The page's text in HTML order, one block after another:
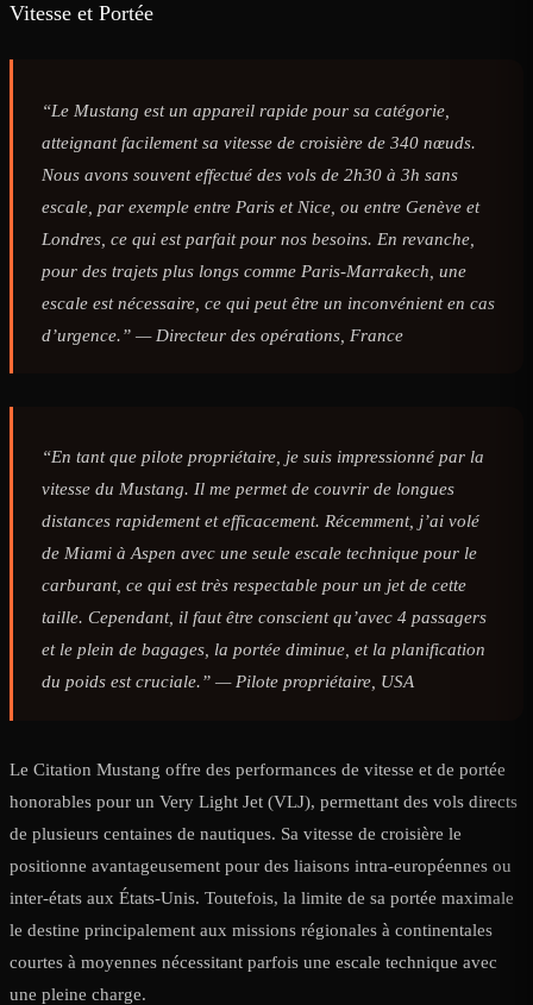
Vitesse et Portée
“Le Mustang est un appareil rapide pour sa catégorie,
atteignant facilement sa vitesse de croisière de 340 nœuds.
Nous avons souvent effectué des vols de 2h30 à 3h sans
escale, par exemple entre Paris et Nice, ou entre Genève et
Londres, ce qui est parfait pour nos besoins. En revanche,
pour des trajets plus longs comme Paris-Marrakech, une
escale est nécessaire, ce qui peut être un inconvénient en cas
d’urgence.” — Directeur des opérations, France
“En tant que pilote propriétaire, je suis impressionné par la
vitesse du Mustang. Il me permet de couvrir de longues
distances rapidement et efficacement. Récemment, j’ai volé
de Miami à Aspen avec une seule escale technique pour le
carburant, ce qui est très respectable pour un jet de cette
taille. Cependant, il faut être conscient qu’avec 4 passagers
et le plein de bagages, la portée diminue, et la planification
du poids est cruciale.” —Pilote propriétaire, USA
Le Citation Mustang offre des performances de vitesse et de portée
honorables pour un Very Light Jet (VLJ), permettant des vols directs
de plusieurs centaines de nautiques. Sa vitesse de croisière le
positionne avantageusement pour des liaisons intra-européennes ou
inter-états aux États-Unis. Toutefois, la limite de sa portée maximale
le destine principalement aux missions régionales à continentales
courtes à moyennes nécessitant parfois une escale technique avec
une pleine charge.